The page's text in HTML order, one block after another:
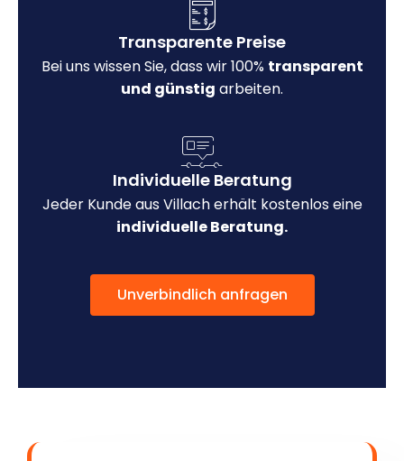
Transparente Preise
Bei uns wissen Sie, dass wir 100% transparent
und günstig arbeiten.
Individuelle Beratung
Jeder Kunde aus Villach erhält kostenlos eine
individuelle Beratung.
Unverbindlich anfragen